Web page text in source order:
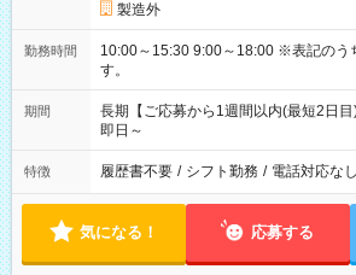
製造外
勤務時間
10:00～15:30 9:00～18:00 ※表記のうち実働5時間から8時間で
す。
期間
長期【ご応募から1週間以内(最短2日目
即日～
特徴 履歴書不要 / シフト勤務 / 電話対応なし
気になる！ 応募する